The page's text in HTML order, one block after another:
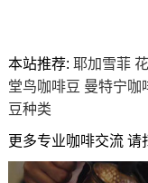
本站推荐: 耶加雪菲
堂鸟咖啡豆 曼特宁咖
豆种类
更多专业咖啡交流